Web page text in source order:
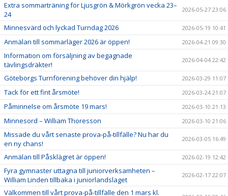
Extra sommarträning för Ljusgrön & Mörkgrön vecka 23–
24
2026-05-27 23:06
Minnesvärd och lyckad Turndag 2026 2026-05-19 10:41
Anmälan till sommarläger 2026 är öppen! 2026-04-21 09:30
Information om försäljning av begagnade
tävlingsdräkter!
2026-04-04 22:42
Göteborgs Turnförening behöver din hjälp! 2026-03-29 11:07
Tack för ett fint årsmöte! 2026-03-24 21:07
Påminnelse om årsmöte 19 mars! 2026-03-10 21:13
Minnesord – William Thoresson 2026-03-10 21:06
Missade du vårt senaste prova-på-tillfälle? Nu har du
en ny chans!
2026-03-05 16:49
Anmälan till Påsklägret är öppen! 2026-02-19 12:42
Fyra gymnaster uttagna till juniorverksamheten –
William Linden tillbaka i juniorlandslaget
2026-02-17 22:07
Välkommen till vårt prova-på-tillfälle den 1 mars kl.